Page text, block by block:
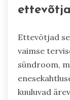
Ettevõtjad
vaimse
sündroom,
kuuluvad